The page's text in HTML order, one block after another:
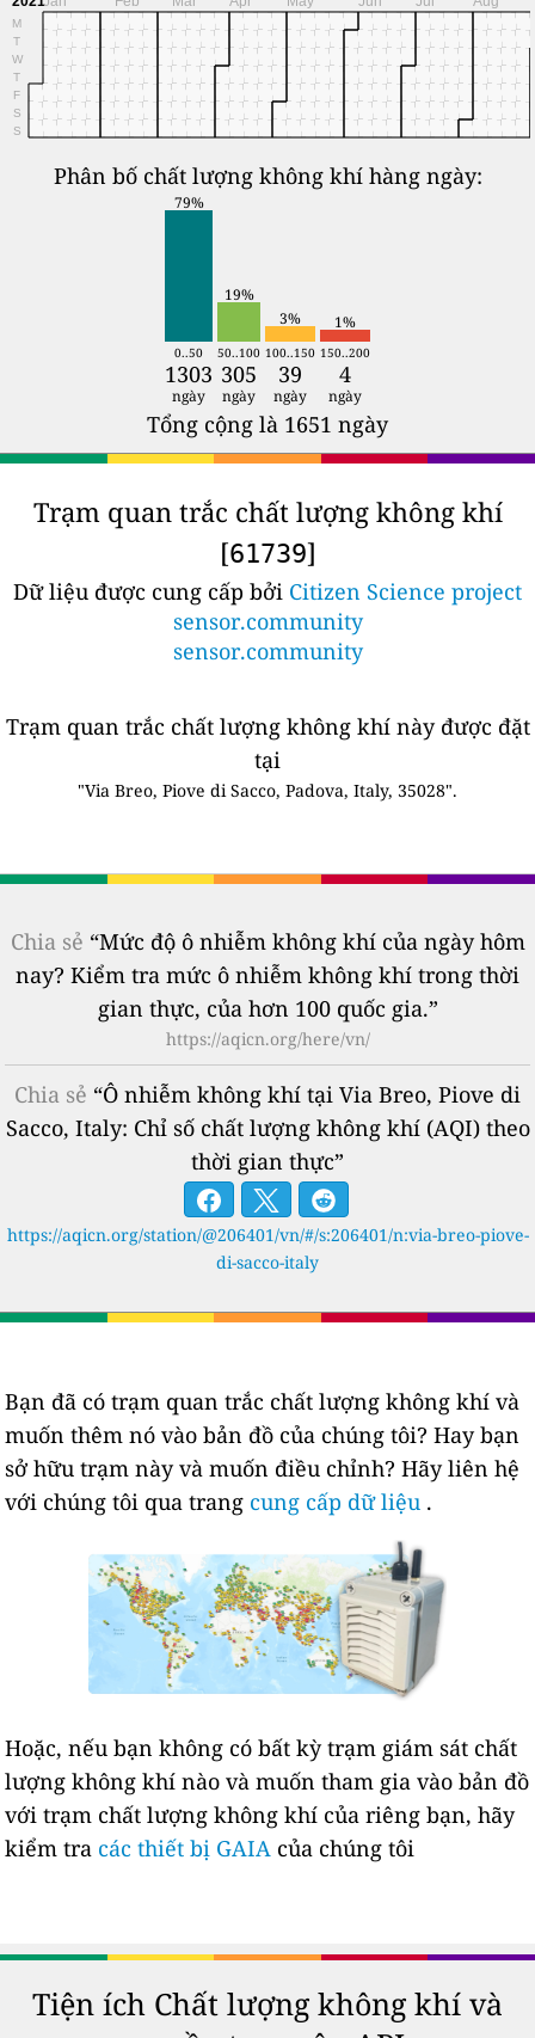
M
T
W
T
F
S
S
Phân bố chất lượng không khí hàng ngày:
79%
19%
3%
1%
0..50 50..100 100..150 150..200
1303 305 39 4
ngày ngày ngày ngày
Tổng cộng là 1651 ngày
Trạm quan trắc chất lượng không khí
[61739]
Dữ liệu được cung cấp bởi Citizen Science project
sensor.community
sensor.community
Trạm quan trắc chất lượng không khí này được đặt
tại
"Via Breo, Piove di Sacco, Padova, Italy, 35028".
Chia sẻ “Mức độ ô nhiễm không khí của ngày hôm
nay? Kiểm tra mức ô nhiễm không khí trong thời
gian thực, của hơn 100 quốc gia.”
https://aqicn.org/here/vn/
Chia sẻ “Ô nhiễm không khí tại Via Breo, Piove di
Sacco, Italy: Chỉ số chất lượng không khí (AQI) theo
thời gian thực”
https://aqicn.org/station/@206401/vn/#/s:206401/n:via-breo-piove-
di-sacco-italy
Bạn đã có trạm quan trắc chất lượng không khí và
muốn thêm nó vào bản đồ của chúng tôi? Hay bạn
sở hữu trạm này và muốn điều chỉnh? Hãy liên hệ
với chúng tôi qua trang cung cấp dữ liệu .
Hoặc, nếu bạn không có bất kỳ trạm giám sát chất
lượng không khí nào và muốn tham gia vào bản đồ
với trạm chất lượng không khí của riêng bạn, hãy
kiểm tra các thiết bị GAIA của chúng tôi
Tiện ích Chất lượng không khí và